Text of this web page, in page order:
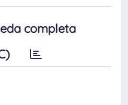
completa